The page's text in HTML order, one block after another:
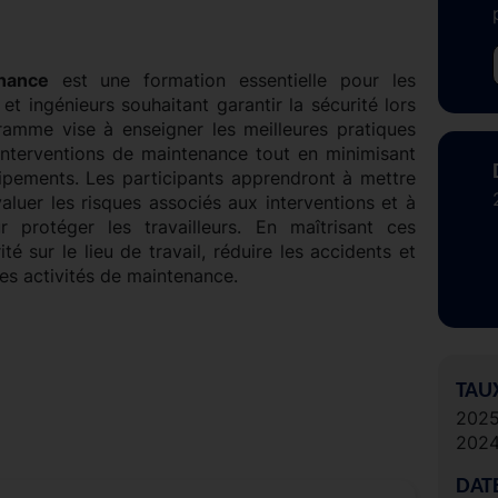
est une formation essentielle pour les
ingénieurs souhaitant garantir la sécurité lors
vise à enseigner les meilleures pratiques
de maintenance tout en minimisant
Les participants apprendront à mettre
les risques associés aux interventions et à
protéger les travailleurs. En maîtrisant ces
sur le lieu de travail, réduire les accidents et
activités de maintenance.